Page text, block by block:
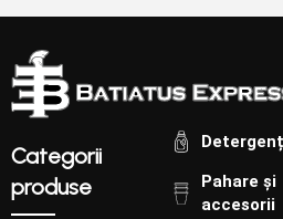
Categorii
produse
Pahare și
accesorii